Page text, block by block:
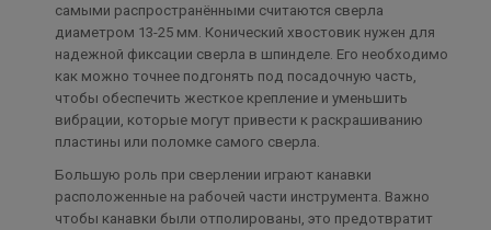
самыми распространёнными считаются сверла
диаметром 13-25 мм. Конический хвостовик нужен для
надежной фиксации сверла в шпинделе. Его необходимо
как можно точнее подгонять под посадочную часть,
чтобы обеспечить жесткое крепление и уменьшить
вибрации, которые могут привести к раскрашиванию
пластины или поломке самого сверла.
Большую роль при сверлении играют канавки
расположенные на рабочей части инструмента. Важно
чтобы канавки были отполированы, это предотвратит